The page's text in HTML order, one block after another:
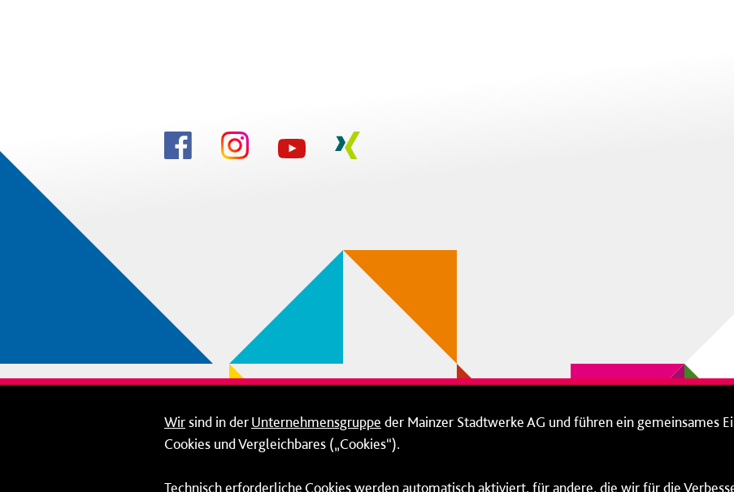
Wirsind in derUnternehmensgruppe der Mainzer Stadtwerke AG und führen ein gemeinsames
Cookies und Vergleichbares („Cookies“).
Technisch erforderliche Cookies werden automatisch aktiviert, für andere, die wir für die